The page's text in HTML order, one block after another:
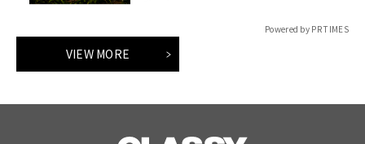
Powered by PR TIMES
VIEW MORE